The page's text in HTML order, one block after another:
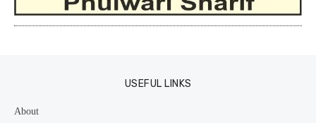
USEFUL LINKS
About